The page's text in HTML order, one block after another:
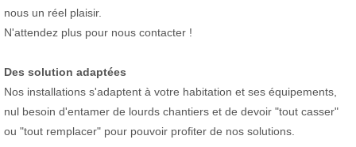
nous un réel plaisir.
N'attendez plus pour nous contacter !
Des solution adaptées
Nos installations s'adaptent à votre habitation et ses équipements,
nul besoin d'entamer de lourds chantiers et de devoir "tout casser"
ou "tout remplacer" pour pouvoir profiter de nos solutions.